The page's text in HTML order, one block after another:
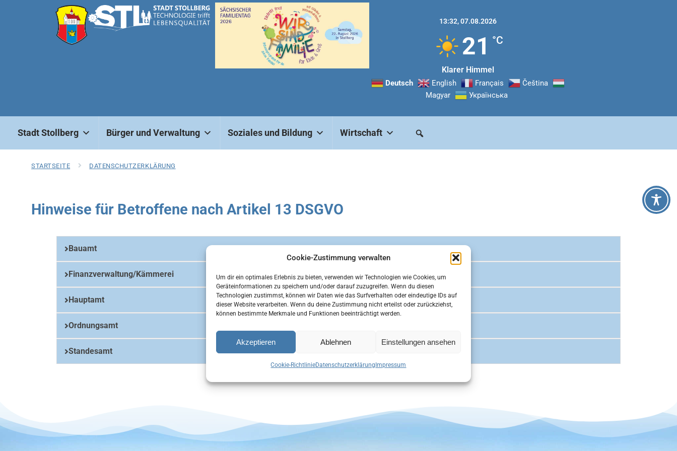
Cookie-Zustimmung verwalten
Um dir ein optimales Erlebnis zu bieten, verwenden wir Technologien wie Cookies, um
Geräteinformationen zu speichern und/oder darauf zuzugreifen. Wenn du diesen
Technologien zustimmst, können wir Daten wie das Surfverhalten oder eindeutige IDs auf
dieser Website verarbeiten. Wenn du deine Zustimmung nicht erteilst oder zurückziehst,
können bestimmte Merkmale und Funktionen beeinträchtigt werden.
Akzeptieren Ablehnen Einstellungen ansehen
Cookie-RichtlinieDatenschutzerklärung Impressum
13:32,07.08.2026
21 °C
Klarer Himmel
Deutsch English Français
Čeština‎
Magyar
Українська
Stadt Stollberg Bürger und Verwaltung Soziales und Bildung Wirtschaft
STARTSEITE DATENSCHUTZERKLÄRUNG
Hinweise für Betroffene nach Artikel 13 DSGVO
Bauamt
Finanzverwaltung/Kämmerei
Hauptamt
Ordnungsamt
Standesamt